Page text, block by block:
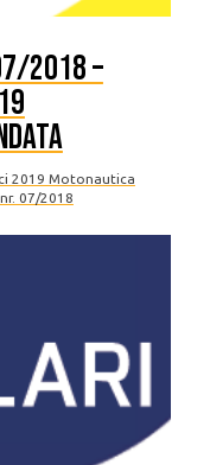
2018 –
2019 Motonautica
07/2018